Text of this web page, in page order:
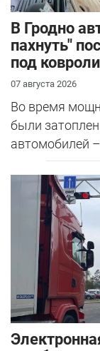
В Гродно
пахнуть"
под
07 августа 2026
Во время
были
автомобилей